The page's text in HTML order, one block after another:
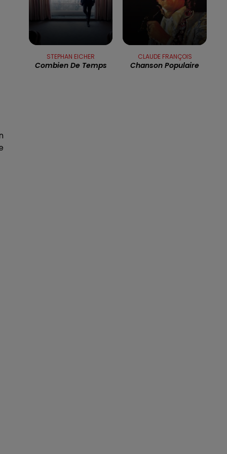
13h00 - 16h00
LES APRÈS-MIDI QUI CHANTENT
STEPHAN EICHER
Combien De Temps
CLAUDE FRANÇOIS
Chanson Populaire